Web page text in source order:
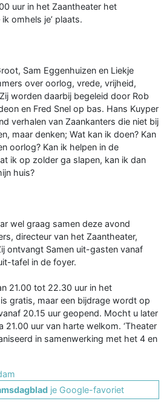
uur in het Zaantheater het
omhels je’ plaats.
Sam Eggenhuizen en Liekje
over oorlog, vrede, vrijheid,
worden daarbij begeleid door Rob
en Fred Snel op bas. Hans Kuyper
verhalen van Zaankanters die niet bij
maar denken; Wat kan ik doen? Kan
oorlog? Kan ik helpen in de
ik op zolder ga slapen, kan ik dan
huis?
wel graag samen deze avond
directeur van het Zaantheater,
ontvangt Samen uit-gasten vanaf
tafel in de foyer.
21.00 tot 22.30 uur in het
gratis, maar een bijdrage wordt op
20.15 uur geopend. Mocht u later
21.00 uur van harte welkom. ‘Theater
in samenwerking met het 4 en
je Google-favoriet